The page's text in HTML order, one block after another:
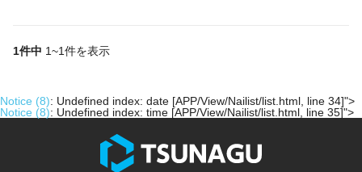
1件中 1~1件を表示
Notice (8): Undefined index: date [APP/View/Nailist/list.html, line 34]">
Notice (8): Undefined index: time [APP/View/Nailist/list.html, line 35]">